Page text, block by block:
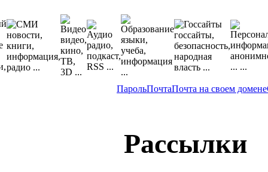
ПарольПочтаПочта на своем домене
Рассылки